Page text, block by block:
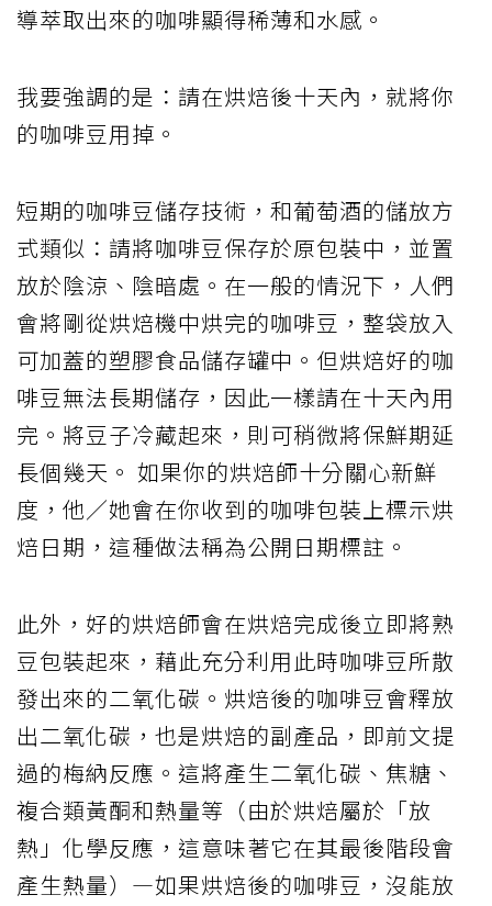
導萃取出來的咖啡顯得稀薄和水感。
我要強調的是：請在烘焙後十天內，就將你
的咖啡豆用掉。
短期的咖啡豆儲存技術，和葡萄酒的儲放方
式類似：請將咖啡豆保存於原包裝中，並置
放於陰涼、陰暗處。在一般的情況下，人們
會將剛從烘焙機中烘完的咖啡豆，整袋放入
可加蓋的塑膠食品儲存罐中。但烘焙好的咖
啡豆無法長期儲存，因此一樣請在十天內用
完。將豆子冷藏起來，則可稍微將保鮮期延
長個幾天。 如果你的烘焙師十分關心新鮮
度，他／她會在你收到的咖啡包裝上標示烘
焙日期，這種做法稱為公開日期標註。
此外，好的烘焙師會在烘焙完成後立即將熟
豆包裝起來，藉此充分利用此時咖啡豆所散
發出來的二氧化碳。烘焙後的咖啡豆會釋放
出二氧化碳，也是烘焙的副產品，即前文提
過的梅納反應。這將產生二氧化碳、焦糖、
複合類黃酮和熱量等（由於烘焙屬於「放
熱」化學反應，這意味著它在其最後階段會
產生熱量）—如果烘焙後的咖啡豆，沒能放